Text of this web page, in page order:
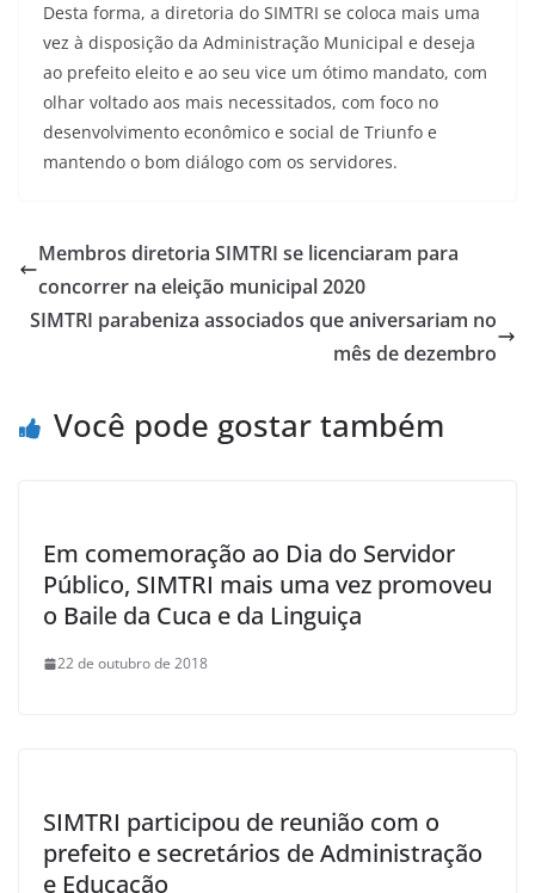
Desta forma, a diretoria do SIMTRI se coloca mais uma
vez à disposição da Administração Municipal e deseja
ao prefeito eleito e ao seu vice um ótimo mandato, com
olhar voltado aos mais necessitados, com foco no
desenvolvimento econômico e social de Triunfo e
mantendo o bom diálogo com os servidores.
Membros diretoria SIMTRI se licenciaram para
concorrer na eleição municipal 2020
SIMTRI parabeniza associados que aniversariam no
mês de dezembro
Você pode gostar também
Em comemoração ao Dia do Servidor
Público, SIMTRI mais uma vez promoveu
o Baile da Cuca e da Linguiça
22 de outubro de 2018
SIMTRI participou de reunião com o
prefeito e secretários de Administração
e Educação